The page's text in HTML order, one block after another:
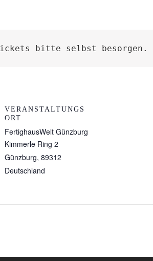
bitte selbst besorgen.
VERANSTALTUNGS
ORT
FertighausWelt Günzburg
Kimmerle Ring 2
Günzburg, 89312
Deutschland